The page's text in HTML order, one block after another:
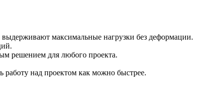
максимальные нагрузки без деформации.
решением для любого проекта.
над проектом как можно быстрее.